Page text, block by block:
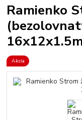
Ramienko
Akcia